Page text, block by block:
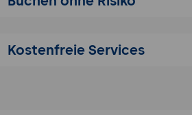
über Arbeitsschutz bis zu
Kostenfreie Services